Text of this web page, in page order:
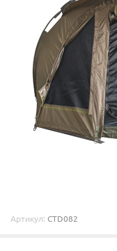
Артикул: CTD082